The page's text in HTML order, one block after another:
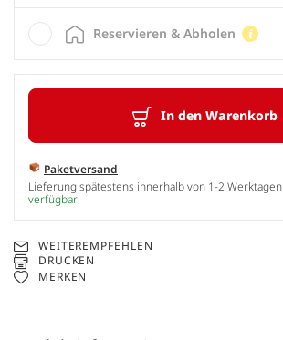
In den Warenkorb
Paketversand
Lieferung spätestens innerhalb von 1-2 Werktagen
verfügbar
Reservieren & Abholen
WEITEREMPFEHLEN
DRUCKEN
MERKEN